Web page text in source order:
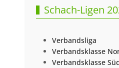
Schach-Ligen
Verbandsliga
Verbandsklasse
Verbandsklasse